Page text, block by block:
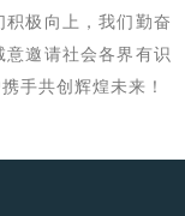
极向上，我们勤奋
邀请社会各界有识
手共创辉煌未来！